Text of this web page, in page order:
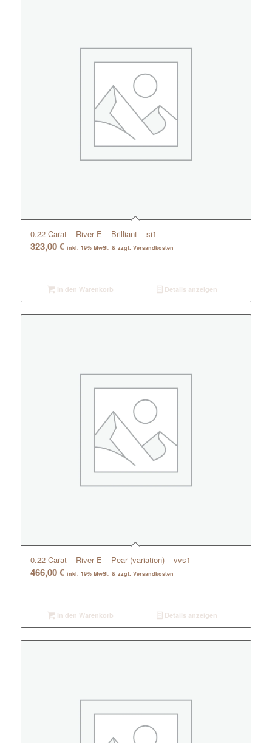
0.22 Carat – River E – Brilliant – si1
323,00€ inkl. 19% MwSt. & zzgl. Versandkosten
In den Warenkorb Details anzeigen
0.22 Carat – River E – Pear (variation) – vvs1
466,00€ inkl. 19% MwSt. & zzgl. Versandkosten
In den Warenkorb Details anzeigen